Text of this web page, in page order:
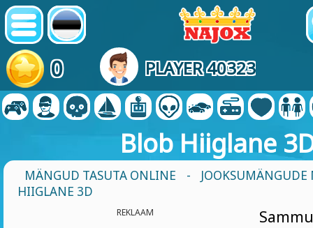
0 PLAYER 40323
Blob Hiiglane
MÄNGUD TASUTA ONLINE -
HIIGLANE 3D
REKLAAM